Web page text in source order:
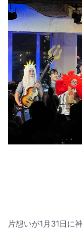
片想いが1月31日に